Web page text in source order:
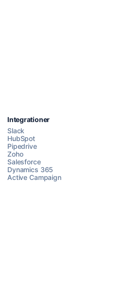
Integrationer
Slack
HubSpot
Pipedrive
Zoho
Salesforce
Dynamics 365
Active Campaign